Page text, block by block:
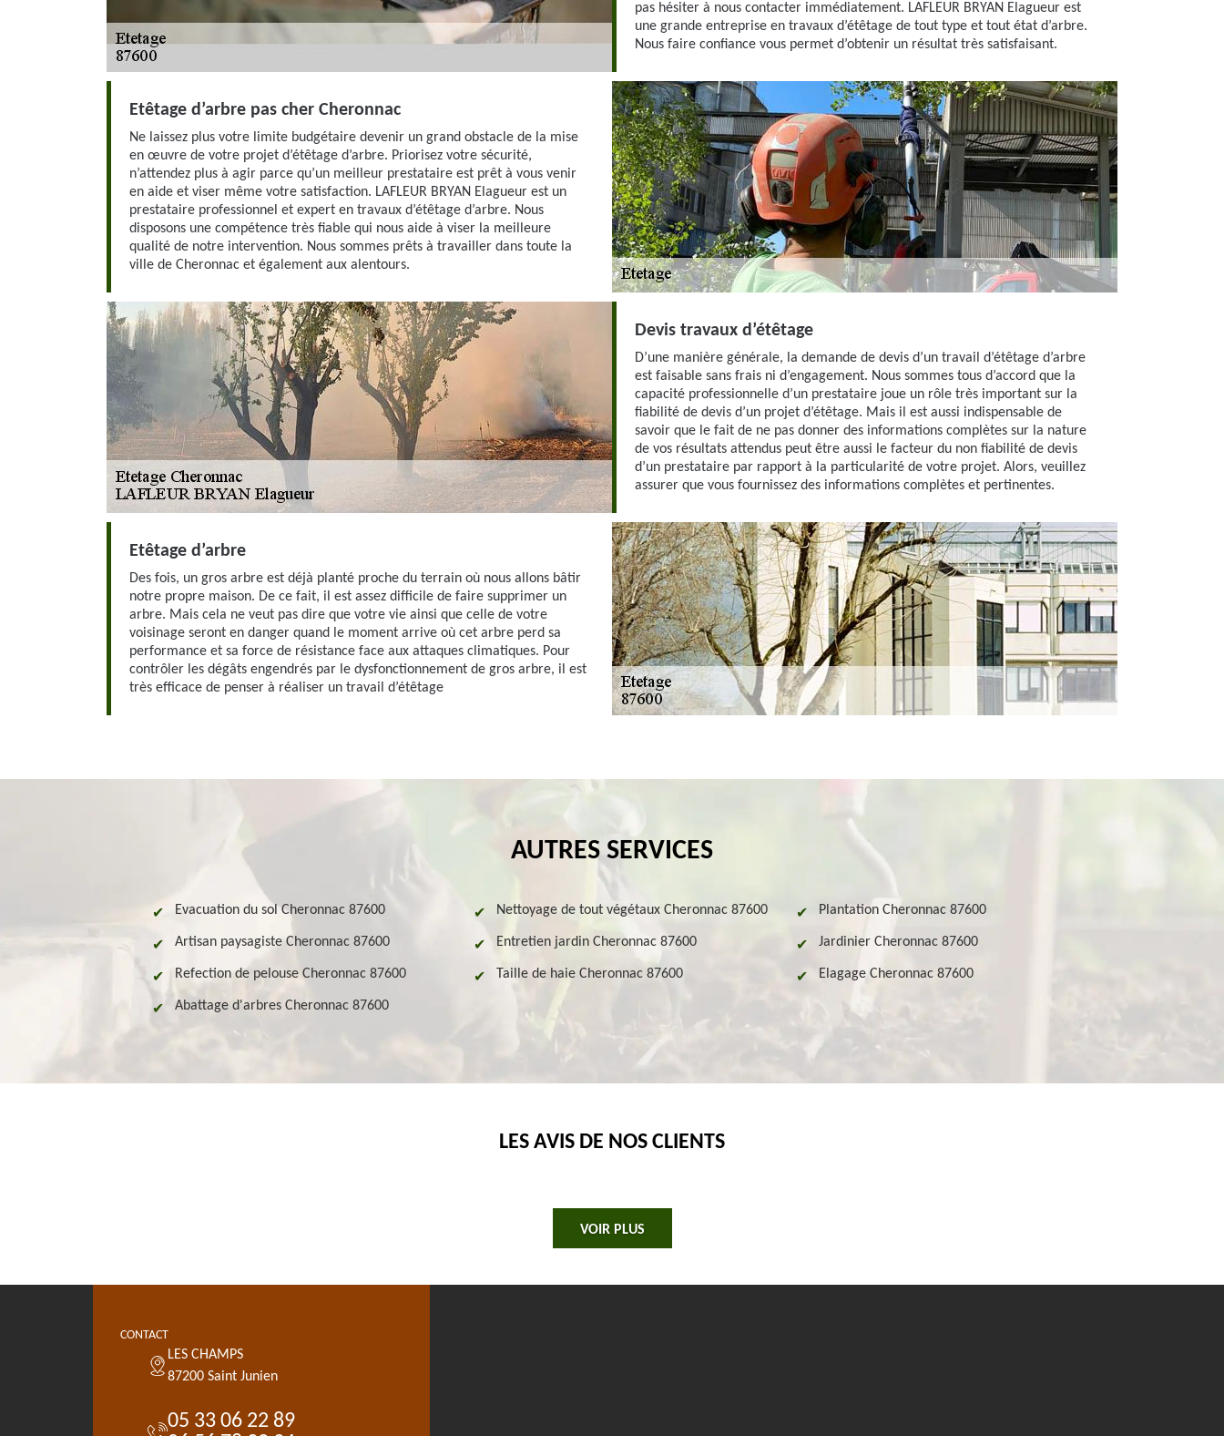
pas hésiter à nous contacter immédiatement. LAFLEUR BRYAN Elagueur est
une grande entreprise en travaux d’étêtage de tout type et tout état d’arbre.
Nous faire confiance vous permet d’obtenir un résultat très satisfaisant.
Etêtage d’arbre pas cher Cheronnac
Ne laissez plus votre limite budgétaire devenir un grand obstacle de la mise
en œuvre de votre projet d’étêtage d’arbre. Priorisez votre sécurité,
n’attendez plus à agir parce qu’un meilleur prestataire est prêt à vous venir
en aide et viser même votre satisfaction. LAFLEUR BRYAN Elagueur est un
prestataire professionnel et expert en travaux d’étêtage d’arbre. Nous
disposons une compétence très fiable qui nous aide à viser la meilleure
qualité de notre intervention. Nous sommes prêts à travailler dans toute la
ville de Cheronnac et également aux alentours.
Devis travaux d’étêtage
D’une manière générale, la demande de devis d’un travail d’étêtage d’arbre
est faisable sans frais ni d’engagement. Nous sommes tous d’accord que la
capacité professionnelle d’un prestataire joue un rôle très important sur la
fiabilité de devis d’un projet d’étêtage. Mais il est aussi indispensable de
savoir que le fait de ne pas donner des informations complètes sur la nature
de vos résultats attendus peut être aussi le facteur du non fiabilité de devis
d’un prestataire par rapport à la particularité de votre projet. Alors, veuillez
assurer que vous fournissez des informations complètes et pertinentes.
Etêtage d’arbre
Des fois, un gros arbre est déjà planté proche du terrain où nous allons bâtir
notre propre maison. De ce fait, il est assez difficile de faire supprimer un
arbre. Mais cela ne veut pas dire que votre vie ainsi que celle de votre
voisinage seront en danger quand le moment arrive où cet arbre perd sa
performance et sa force de résistance face aux attaques climatiques. Pour
contrôler les dégâts engendrés par le dysfonctionnement de gros arbre, il est
très efficace de penser à réaliser un travail d’étêtage
AUTRES SERVICES
Evacuation du sol Cheronnac 87600 Nettoyage de tout végétaux Cheronnac 87600 Plantation Cheronnac 87600
Artisan paysagiste Cheronnac 87600 Entretien jardin Cheronnac 87600 Jardinier Cheronnac 87600
Refection de pelouse Cheronnac 87600 Taille de haie Cheronnac 87600 Elagage Cheronnac 87600
Abattage d'arbres Cheronnac 87600
LES AVIS DE NOS CLIENTS
VOIR PLUS
CONTACT
LES CHAMPS
87200 Saint Junien
05 33 06 22 89